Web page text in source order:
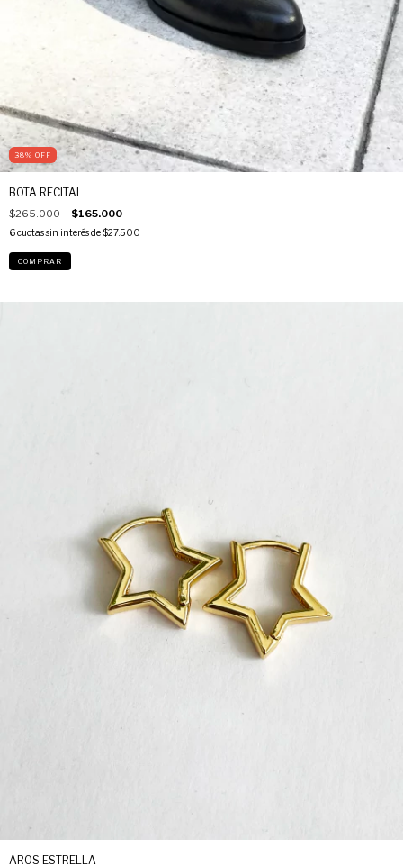
38% OFF
BOTA RECITAL
$265.000 $165.000
6cuotas sin interés de$27.500
COMPRAR
AROS ESTRELLA